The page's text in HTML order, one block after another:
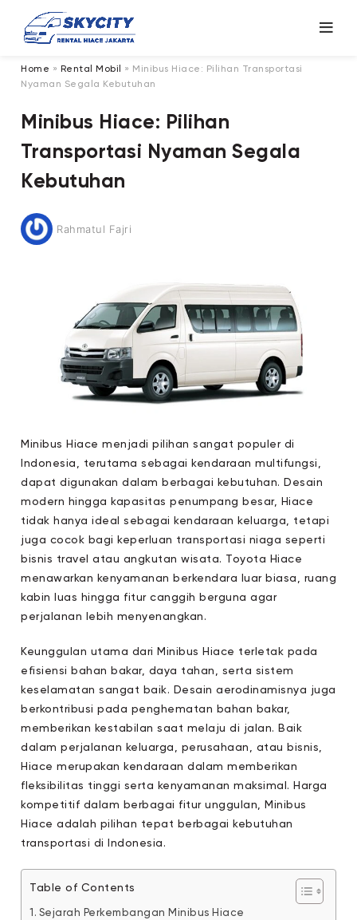
Home » Rental Mobil » Minibus Hiace: Pilihan Transportasi
Nyaman Segala Kebutuhan
Minibus Hiace: Pilihan
Transportasi Nyaman Segala
Kebutuhan
Rahmatul Fajri
Minibus Hiace menjadi pilihan sangat populer di
Indonesia, terutama sebagai kendaraan multifungsi,
dapat digunakan dalam berbagai kebutuhan. Desain
modern hingga kapasitas penumpang besar, Hiace
tidak hanya ideal sebagai kendaraan keluarga, tetapi
juga cocok bagi keperluan transportasi niaga seperti
bisnis travel atau angkutan wisata. Toyota Hiace
menawarkan kenyamanan berkendara luar biasa, ruang
kabin luas hingga fitur canggih berguna agar
perjalanan lebih menyenangkan.
Keunggulan utama dari Minibus Hiace terletak pada
efisiensi bahan bakar, daya tahan, serta sistem
keselamatan sangat baik. Desain aerodinamisnya juga
berkontribusi pada penghematan bahan bakar,
memberikan kestabilan saat melaju di jalan. Baik
dalam perjalanan keluarga, perusahaan, atau bisnis,
Hiace merupakan kendaraan dalam memberikan
fleksibilitas tinggi serta kenyamanan maksimal. Harga
kompetitif dalam berbagai fitur unggulan, Minibus
Hiace adalah pilihan tepat berbagai kebutuhan
transportasi di Indonesia.
Table of Contents
Sejarah Perkembangan Minibus Hiace